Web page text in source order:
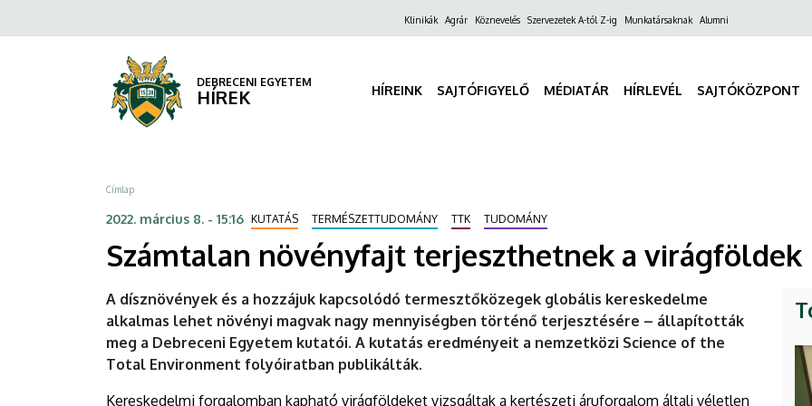
növényfajt
terjeszthetnek
DEBRECENI
EGYETEM
a
FelsőKlinikák Agrár Köznevelés Szervezetek A-tól Z-ig Munkatársaknak Alumni
DEBRECENI EGYETEM
HÍREK HÍREINK SAJTÓFIGYELŐ MÉDIATÁR HÍRLEVÉL SAJTÓKÖZPONT
Morzsa
Címlap
2022. március 8. - 15:16 KUTATÁS TERMÉSZETTUDOMÁNY TTK TUDOMÁNY
Számtalan növényfajt terjeszthetnek a virágföldek
A dísznövények és a hozzájuk kapcsolódó termesztőközegek globális kereskedelme
alkalmas lehet növényi magvak nagy mennyiségben történő terjesztésére – állapították
meg a Debreceni Egyetem kutatói. A kutatás eredményeit a nemzetközi Science of the
Total Environment folyóiratban publikálták.
Kereskedelmi forgalomban kapható virágföldeket vizsgáltak a kertészeti áruforgalom általi véletlen